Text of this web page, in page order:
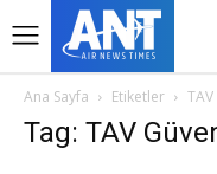
Ana Sayfa Etiketler
Tag: TAV